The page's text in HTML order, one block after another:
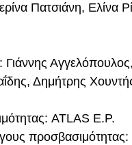
Πατσιάνη, Ελίνα
Γιάννης
Δημήτρης
ATLAS E.P.
προσβασιμότητας: